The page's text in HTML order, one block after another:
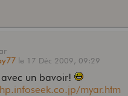
le 17 Déc 2009, 09:29
un bavoir!
myar.htm